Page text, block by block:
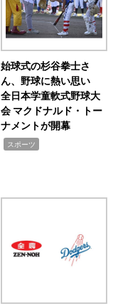
始球式の杉谷拳士さ
ん、野球に熱い思い
全日本学童軟式野球大
会 マクドナルド・トー
ナメントが開幕
スポーツ